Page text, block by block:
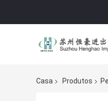
Casa Produtos